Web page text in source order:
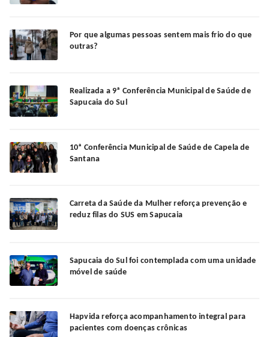
Por que algumas pessoas sentem mais frio do que
outras?
Realizada a 9ª Conferência Municipal de Saúde de
Sapucaia do Sul
10ª Conferência Municipal de Saúde de Capela de
Santana
Carreta da Saúde da Mulher reforça prevenção e
reduz filas do SUS em Sapucaia
Sapucaia do Sul foi contemplada com uma unidade
móvel de saúde
Hapvida reforça acompanhamento integral para
pacientes com doenças crônicas